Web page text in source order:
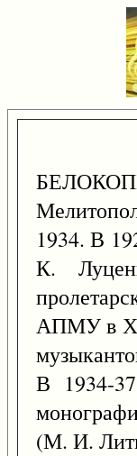
1934. В
К.
АПМУ в
В 1934-
(М. И.